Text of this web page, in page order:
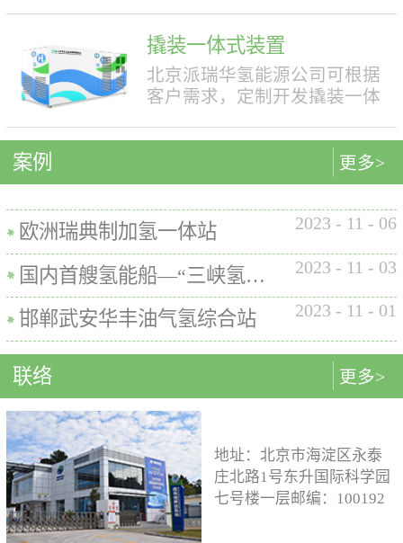
需求，定制满足中国标准（例
如GB50516, GB/T 43674等）、
欧盟标准（例如IEC 60069, EN
内的使用要求。公司的产品已
在国内、欧盟、日本、塞尔维
数表常规工作压力等级35MPa /
70MPa / 35&70MPa流量范围
0.1~7.2 kg/min计量精度±1%可
选加氢枪TK16或TK17或TK25
加氢枪数量单枪或双枪红外通
讯可选配预冷可选配防爆等级
（参考）II 3 G Ex h ia db mb eb
一，拥有丰富的车载储供氢系
统项目经验，公司具有5000套
年生产能力。公司可根据客户
需求，对不同车型提供合理且
最优的设计方案，并根据安装
求进行定制化的设计，为客户
匹配最佳的设计方案。车载氢
系统设计制造遵循GB/T
26990、GB/T 29126、GB/T
24549等标准。公司车载氢系统
氢系统主要包括加氢模块、储
氢模块、供氢模块以及控制模
块。车载储供氢系统所有管
路、阀门及接头等采用不与高
压氢气介质发生化学反应的材
料。电气元件及线束均具有防
水、阻燃防爆的功能；车载储
供氢系统及其附属零部件均通
过高低温、盐雾、IP防护等级
等相关型式试验，以保证氢系
统的安全性及稳定性；氢系统
支架、加注口等均通过检验验
证；系统具备防过压、防过
撬装一体式装置
北京派瑞华氢能源公司可根据
客户需求，定制开发撬装一体
体可细分为大型撬装装置、小
型撬装装置、制氢加氢一体机
和小型加氢装置，以上装置在
国内、欧盟、日本等地得到应
用。撬装一体式制氢、储氢、
地小，节省空间，维护维修方
便。2. 各模块紧密融合，运行
效率高。3. 节能环保。撬装一
体式装置性能参数表制氢能力
500Nm3以下加氢等级
100~1000kg/d氢气压缩额定工作
压力45MPa/87.5MPa氢气加注额
定工作压力35MPa/70MPa环境
温度-40~+50℃参考标准T/ZSA
235-2024, GB50516, GB 50177,
GB/T 43674, IEC 60069, EN ISO
80079等。
案例
欧洲瑞典制加氢一体站 2023 - 11 - 06
国内首艘氢能船—“三峡氢舟1”号船载氢系统 2023 - 11 - 03
邯郸武安华丰油气氢综合站 2023 - 11 - 01
更多>
更多>
联络
地址：北京市海淀区永泰
庄北路1号东升国际科学园
七号楼一层邮编：100192